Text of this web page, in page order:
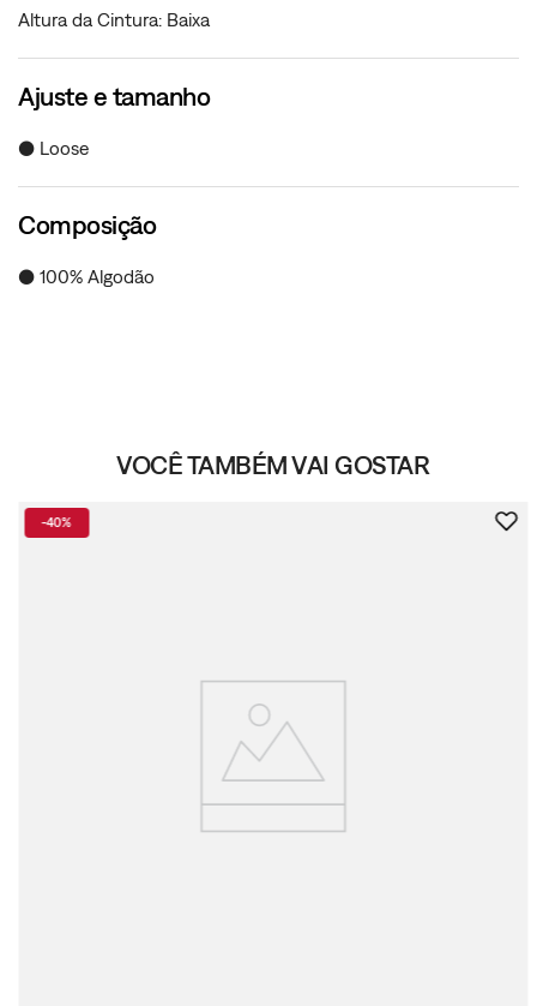
Altura da Cintura: Baixa
Ajuste e tamanho
● Loose
Composição
● 100% Algodão
VOCÊ TAMBÉM VAI GOSTAR
-40%